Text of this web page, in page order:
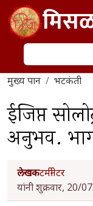
Skip to main content
शोध
मुख्य पान
भटकंती
ईजिप्त
अनुभव.
लेखकटर्मीनेटर
यांनी शुक्रवार, 20/